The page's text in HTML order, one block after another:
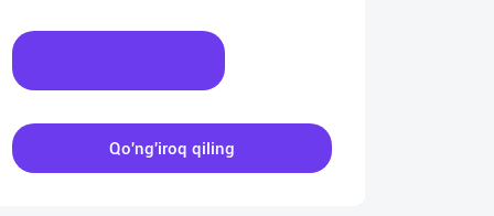
Qo'ng'iroq qiling